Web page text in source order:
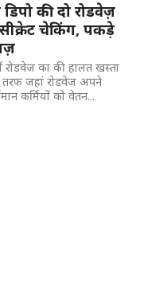
की दो रोडवेज़
चेकिंग, पकड़े
में रोडवेज का की हालत खस्ता
तरफ जहां रोडवेज अपने
कर्मियों को वेतन...